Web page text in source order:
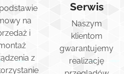
na
i
z
Serwis
Naszym
klientom
gwarantujemy
realizację